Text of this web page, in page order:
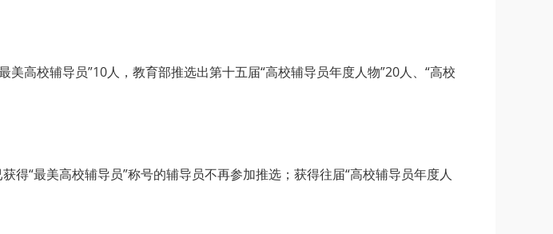
高校辅导员”10人，教育部推选出第十五届“高校辅导员年度人物”20人、“高校
“最美高校辅导员”称号的辅导员不再参加推选；获得往届“高校辅导员年度人